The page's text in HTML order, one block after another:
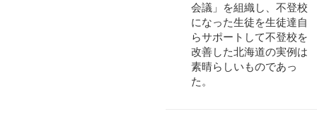
会議」を組織し、不登校
になった生徒を生徒達自
らサポートして不登校を
改善した北海道の実例は
素晴らしいものであっ
た。